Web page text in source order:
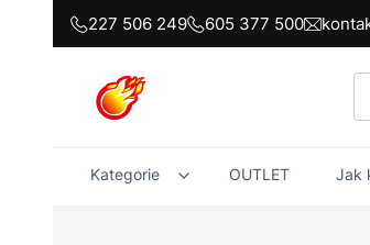
227 506 249 605 377 500
Kategorie OUTLET Jak